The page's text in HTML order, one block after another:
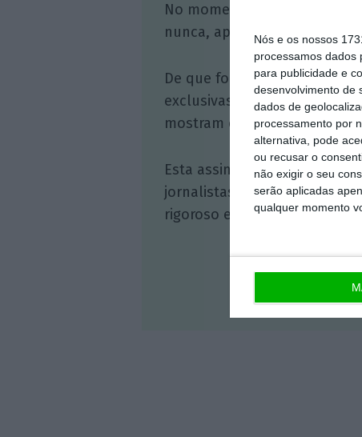
Nós e os nossos
processamos dados
para publicidade e
desenvolvimento de
dados de
processamento por
alternativa, pode
ou recusar o
não exigir o seu
serão aplicadas
qualquer momento
No momento em que a
nunca, apoie o jornalismo
De que forma? Assine o
exclusivas, à opinião que
mostram o outro lado da
Esta assinatura é uma forma
jornalistas. A nossa
rigoroso e credível.
Veja